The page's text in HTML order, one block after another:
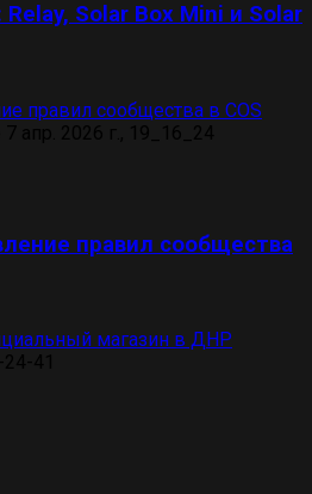
Solar Box Mini и Solar
правил сообщества в COS
правил сообщества
магазин в ДНР